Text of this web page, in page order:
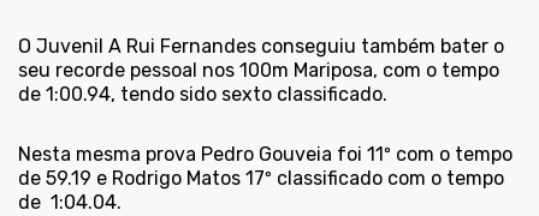
O Juvenil A Rui Fernandes conseguiu também bater o
seu recorde pessoal nos 100m Mariposa, com o tempo
de 1:00.94, tendo sido sexto classificado.
Nesta mesma prova Pedro Gouveia foi 11º com o tempo
de 59.19 e Rodrigo Matos 17º classificado com o tempo
de 1:04.04.